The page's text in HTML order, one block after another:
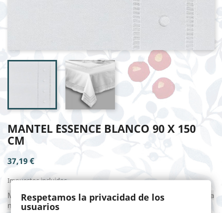
MANTEL `ESSENCE BLANCO 90 X 150
CM
37,19 €
Impuestos incluidos
Mantelería en semi hilo con vainicas y bodoques bordados a
mano, medida aproximada de 90x 150 cm.
Respetamos la privacidad de los
usuarios